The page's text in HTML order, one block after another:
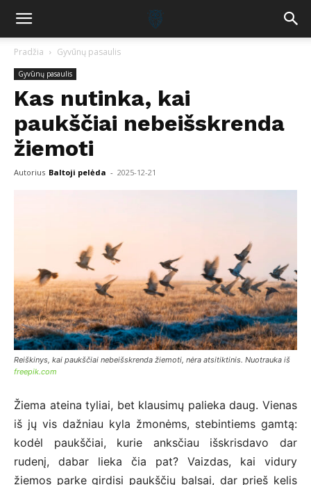
Pradžia Gyvūnų pasaulis
Gyvūnų pasaulis
Kas nutinka, kai
paukščiai nebeišskrenda
žiemoti
Autorius Baltoji pelėda - 2025-12-21
Reiškinys, kai paukščiai nebeišskrenda žiemoti, nėra atsitiktinis. Nuotrauka iš
freepik.com
Žiema ateina tyliai, bet klausimų palieka daug. Vienas
iš jų vis dažniau kyla žmonėms, stebintiems gamtą:
kodėl paukščiai, kurie anksčiau išskrisdavo dar
rudenį, dabar lieka čia pat? Vaizdas, kai vidury
žiemos parke girdisi paukščių balsai, dar prieš kelis